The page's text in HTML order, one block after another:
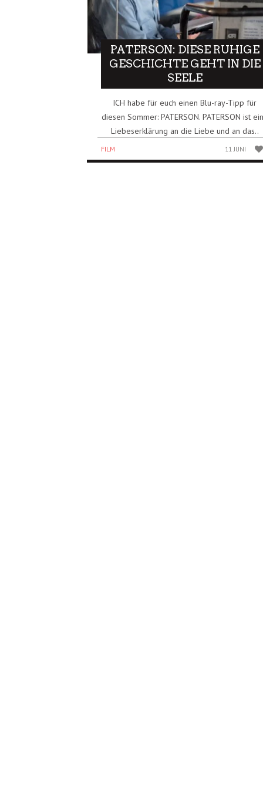
PATERSON: DIESE RUHIGE
GESCHICHTE GEHT IN DIE
SEELE
ICH habe für euch einen Blu-ray-Tipp für
diesen Sommer: PATERSON. PATERSON ist
Liebeserklärung an die Liebe und an das..
FILM 11 JUNI